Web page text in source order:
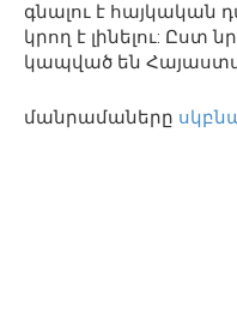
գնալու է հայկական
կրող է լինելու: Ըստ
կապված են
մանրամաները